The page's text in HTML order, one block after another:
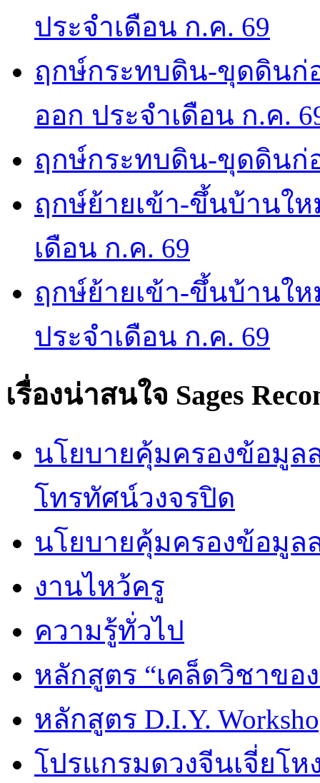
ประจำเดือน ก.ค. 69
ฤกษ์กระทบดิน-ขุดดินก่
ออก ประจำเดือน ก.ค.
ฤกษ์กระทบดิน-ขุดดินก่
ฤกษ์ย้ายเข้า-ขึ้นบ้านใ
เดือน ก.ค. 69
ฤกษ์ย้ายเข้า-ขึ้นบ้านใ
ประจำเดือน ก.ค. 69
เรื่องน่าสนใจ Sages
นโยบายคุ้มครองข้อมูล
โทรทัศน์วงจรปิด
นโยบายคุ้มครองข้อมูล
งานไหว้ครู
ความรู้ทั่วไป
หลักสูตร “เคล็ดวิชาขอ
หลักสูตร D.I.Y.
โปรแกรมดวงจีนเจี่ยโห